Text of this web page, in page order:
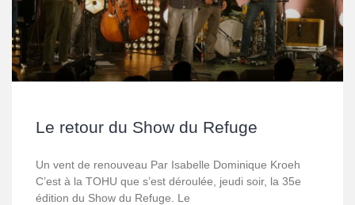
Le retour du Show du Refuge
Un vent de renouveau Par Isabelle Dominique Kroeh
C’est à la TOHU que s’est déroulée, jeudi soir, la 35e
édition du Show du Refuge. Le